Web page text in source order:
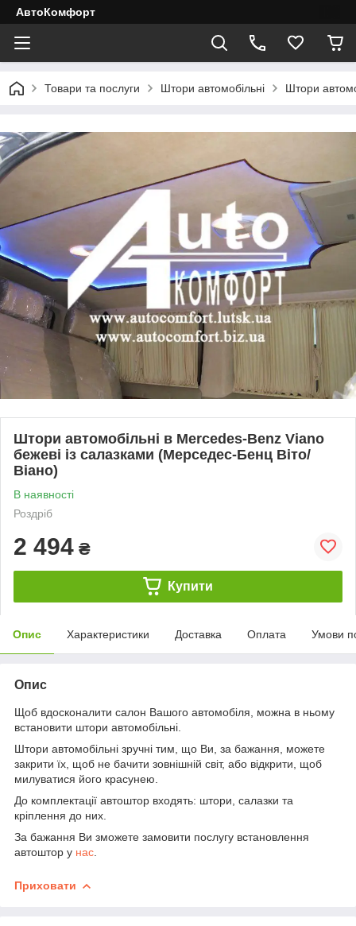
АвтоКомфорт
Товари та послуги Штори автомобільні Штори
Штори автомобільні в Mercedes-Benz Viano
бежеві із салазками (Мерседес-Бенц Віто/
Віано)
В наявності
Роздріб
2 494 ₴
Купити
Опис Характеристики Доставка Оплата Умови
Опис
Щоб вдосконалити салон Вашого автомобіля, можна в ньому
встановити штори автомобільні.
Штори автомобільні зручні тим, що Ви, за бажання, можете
закрити їх, щоб не бачити зовнішній світ, або відкрити, щоб
милуватися його красунею.
До комплектації автоштор входять: штори, салазки та
кріплення до них.
За бажання Ви зможете замовити послугу встановлення
автоштор у нас
Приховати